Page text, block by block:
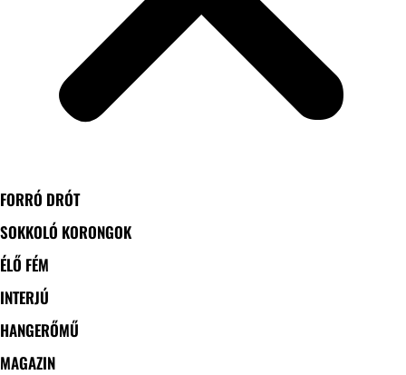
FORRÓ DRÓT
SOKKOLÓ KORONGOK
ÉLŐ FÉM
INTERJÚ
HANGERŐMŰ
MAGAZIN